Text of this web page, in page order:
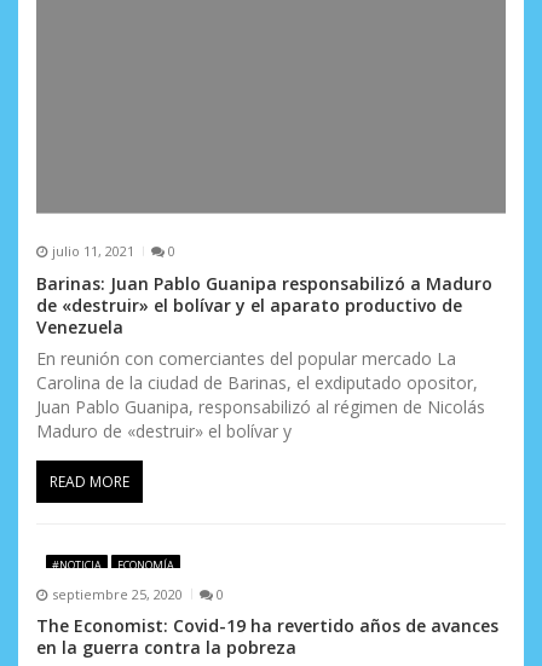
julio 11, 2021 0
Barinas: Juan Pablo Guanipa responsabilizó a Maduro
de «destruir» el bolívar y el aparato productivo de
Venezuela
En reunión con comerciantes del popular mercado La
Carolina de la ciudad de Barinas, el exdiputado opositor,
Juan Pablo Guanipa, responsabilizó al régimen de Nicolás
Maduro de «destruir» el bolívar y
READ MORE
#NOTICIA ECONOMÍA
septiembre 25, 2020 0
The Economist: Covid-19 ha revertido años de avances
en la guerra contra la pobreza